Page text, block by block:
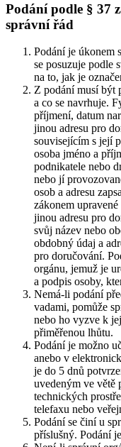
Podání podle § 37
správní řád
Podání je úkonem
se posuzuje podle
na to, jak je
Z podání musí být
a co se navrhuje.
příjmení, datum
jinou adresu pro
souvisejícím s její
osoba jméno a
podnikatele nebo
nebo jí
osob a adresu
zákonem
jinou adresu pro
svůj název nebo
obdobný údaj a
pro doručování.
orgánu, jemuž je
a podpis osoby,
Nemá-li podání
vadami, pomůže
nebo ho vyzve k
přiměřenou lhůtu.
Podání je možno
anebo v
je do 5 dnů
uvedeným ve větě
technických
telefaxu nebo
Podání se činí u
příslušný. Podání